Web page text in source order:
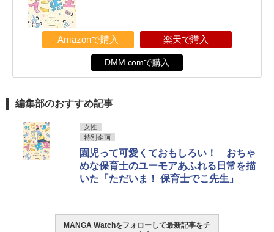
Amazonで購入 楽天で購入
DMM.comで購入
編集部のおすすめ記事
女性
特別企画
園児って可愛くておもしろい！ おちゃ
めな保育士のユーモアあふれる日常を描
いた「ただいま！ 保育士でこ先生」
MANGA Watchをフォローして最新記事をチ